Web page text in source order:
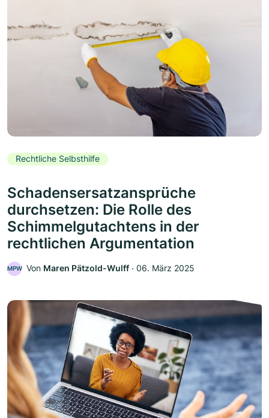
Rechtliche Selbsthilfe
Schadensersatzansprüche
durchsetzen: Die Rolle des
Schimmelgutachtens in der
rechtlichen Argumentation
MPW Von Maren Pätzold-Wulff ‧ 06. März 2025